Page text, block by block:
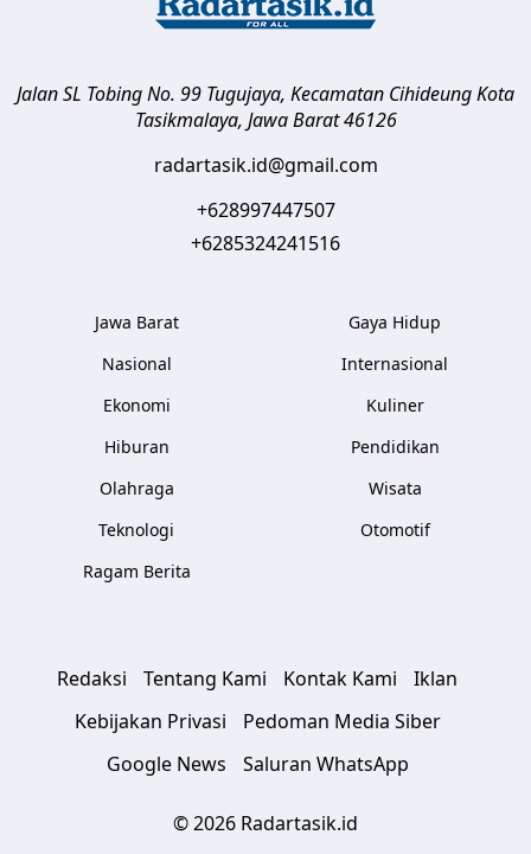
Jalan SL Tobing No. 99 Tugujaya, Kecamatan CihideungKota
Tasikmalaya, Jawa Barat 46126
radartasik.id@gmail.com
+628997447507
+6285324241516
Jawa Barat
Nasional
Ekonomi
Hiburan
Olahraga
Teknologi
Ragam Berita
Gaya Hidup
Internasional
Kuliner
Pendidikan
Wisata
Otomotif
Redaksi Tentang Kami Kontak Kami
Iklan
Kebijakan Privasi
Pedoman Media Siber
Google News
Saluran WhatsApp
© 2026 Radartasik.id